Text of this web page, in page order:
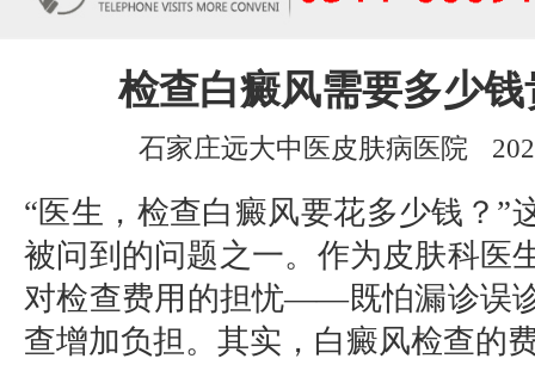
检查白癜风需要多少钱
石家庄远大中医皮肤病医院
“医生，检查白癜风要花多少钱？”
被问到的问题之一。作为皮肤科医
对检查费用的担忧——既怕漏诊误
查增加负担。其实，白癜风检查的